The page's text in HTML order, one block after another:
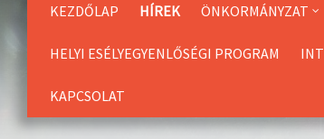
KEZDŐLAP HÍREK ÖNKORMÁNYZAT
HELYI ESÉLYEGYENLŐSÉGI PROGRAM
KAPCSOLAT